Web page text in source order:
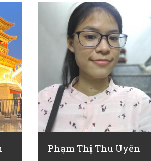
Văn lớp 9 , Văn Luyện thi đại học
Phạm Thị Thu Uyên